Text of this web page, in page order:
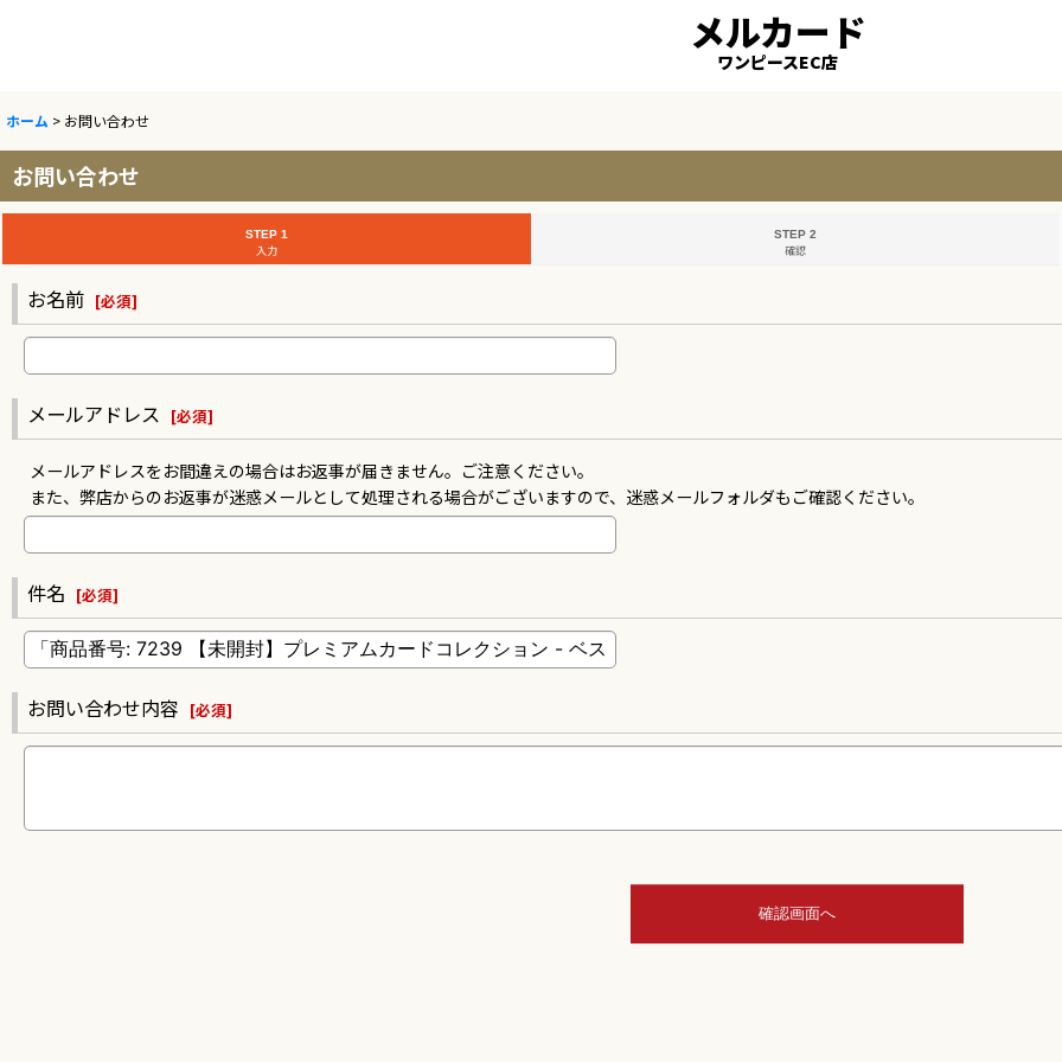
メルカード
ワンピースEC店
ホーム > お問い合わせ
お問い合わせ
STEP 1
入力
STEP 2
確認
お名前 [必須]
メールアドレス [必須]
メールアドレスをお間違えの場合はお返事が届きません。ご注意ください。
また、弊店からのお返事が迷惑メールとして処理される場合がございますので、迷惑メールフォルダもご確認ください。
件名 [必須]
お問い合わせ内容 [必須]
確認画面へ